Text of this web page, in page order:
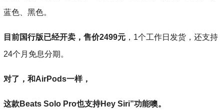
蓝色、黑色。
目前国行版已经开卖，售价2499元 ，1个工作日发货，还支持
24个月免息分期。
对了，和AirPods一样，
这款Beats Solo Pro也支持Hey Siri”功能噢。